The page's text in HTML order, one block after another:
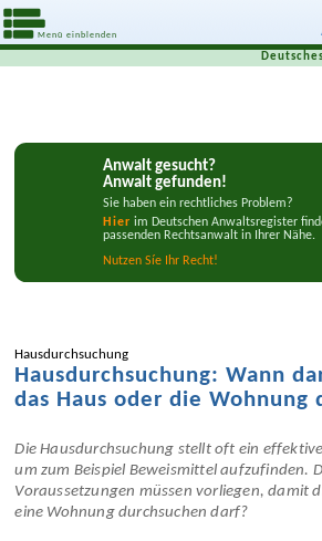
Menü einblenden
Anwalt gesucht?
Anwalt gefunden!
Sie haben ein rechtliches Problem?
Hier im Deutschen Anwaltsregister
passenden Rechtsanwalt in Ihrer Nähe.
Nutzen Síe Ihr Recht!
Hausdurchsuchung
Hausdurchsuchung: Wann
das Haus oder die Wohnung
Die Hausdurchsuchung stellt oft ein
um zum Beispiel Beweismittel aufzufinden.
Voraussetzungen müssen vorliegen, damit